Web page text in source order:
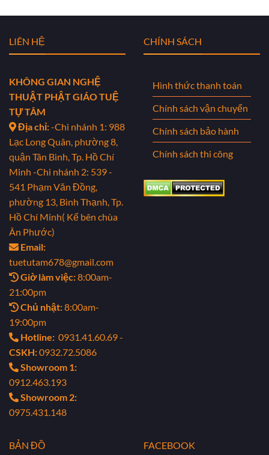
LIÊN HỆ
KHÔNG GIAN NGHỆ
THUẬT PHẬT GIÁO TUỆ
TỰ TÂM
Địa chỉ:-Chi nhánh 1: 988
Lạc Long Quân, phường 8,
quận Tân Bình, Tp. Hồ Chí
Minh -Chi nhánh 2: 539 -
541 Phạm Văn Đồng,
phường 13, Bình Thạnh, Tp.
Hồ Chí Minh( Kế bên chùa
Ân Phước)
Email:
tuetutam678@gmail.com
Giờ làm việc:8:00am-
21:00pm
Chủ nhật:8:00am-
19:00pm
Hotline: 0931.41.60.69 -
CSKH:0932.72.5086
Showroom 1:
0912.463.193
Showroom 2:
0975.431.148
CHÍNH SÁCH
Hình thức thanh toán
Chính sách vận chuyển
Chính sách bảo hành
Chính sách thi công
BẢN ĐỒ FACEBOOK